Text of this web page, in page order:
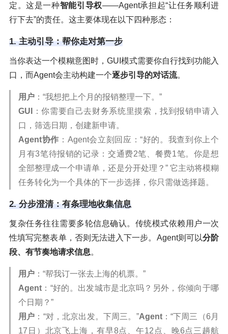
定。这是一种智能引导权——Agent承担起“让任务顺利进
行下去”的责任。这主要体现在以下四种形态：
1. 主动引导：帮你走对第一步
当你表达一个模糊意图时，GUI模式需要你自行找到功能入
口，而Agent会主动构建一个逐步引导的对话流。
用户 ：“我想把上个月的报销整理一下。”
GUI
：你需要自己去财务系统里摸索，找到报销申请入
口，筛选日期，创建新申请。
Agent协作 ：Agent会立刻回应：“好的。我查到你上个
月有3笔待报销的记录：交通费2笔、餐费1笔。你是想
全部整理成一个申请单，还是分开处理？” 它主动将模糊
任务转化为一个具体的下一步选择，你只需做选择题。
2. 分步澄清：有条理地收集信息
复杂任务往往需要多轮信息确认。传统模式依赖用户一次
性填写完整表单，否则无法进入下一步。Agent则可以分阶
段、有节奏地请求信息。
用户 ：“帮我订一张去上海的机票。”
Agent ：“好的。出发城市是北京吗？另外，你倾向于哪
个日期？”
用户 ：“对，北京出发。下周三。”Agent：“下周三（6月
17日）北京飞上海，有早8点、午12点、晚6点三趟航